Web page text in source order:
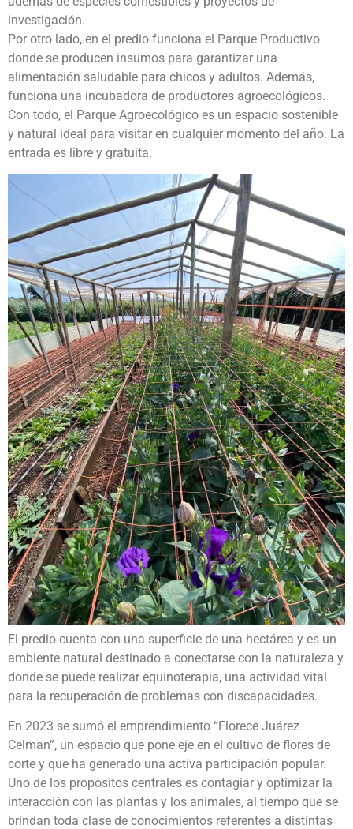
investigación.
Por otro lado, en el predio funciona el Parque Productivo
donde se producen insumos para garantizar una
alimentación saludable para chicos y adultos. Además,
funciona una incubadora de productores agroecológicos.
Con todo, el Parque Agroecológico es un espacio sostenible
y natural ideal para visitar en cualquier momento del año. La
entrada es libre y gratuita.
El predio cuenta con una superficie de una hectárea y es un
ambiente natural destinado a conectarse con la naturaleza y
donde se puede realizar equinoterapia, una actividad vital
para la recuperación de problemas con discapacidades.
En 2023 se sumó el emprendimiento “Florece Juárez
Celman”, un espacio que pone eje en el cultivo de flores de
corte y que ha generado una activa participación popular.
Uno de los propósitos centrales es contagiar y optimizar la
interacción con las plantas y los animales, al tiempo que se
brindan toda clase de conocimientos referentes a distintas